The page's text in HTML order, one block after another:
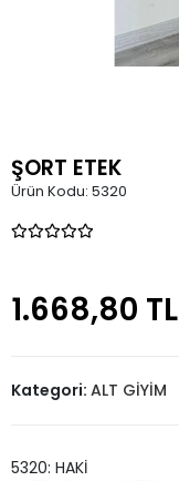
ŞORT ETEK
Ürün Kodu: 5320
1.668,80 TL
Kategori: ALT GİYİM
5320: HAKİ